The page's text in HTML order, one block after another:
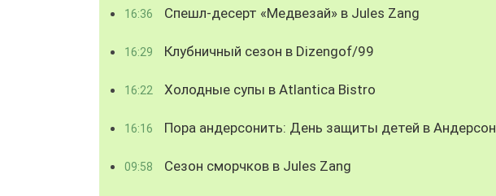
16:36 Спешл-десерт «Медвезай» в Jules Zang
16:29 Клубничный сезон в Dizengof/99
16:22 Холодные супы в Atlantica Bistro
16:16 Пора андерсонить: День защиты детей в Андерсон
09:58 Сезон сморчков в Jules Zang